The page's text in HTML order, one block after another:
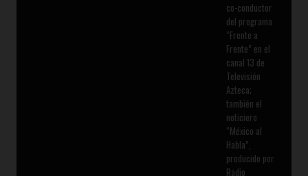
co-conductor
del programa
“Frente a
Frente” en el
canal 13 de
Televisión
Azteca;
también el
noticiero
“México al
Habla”,
producido por
Radio